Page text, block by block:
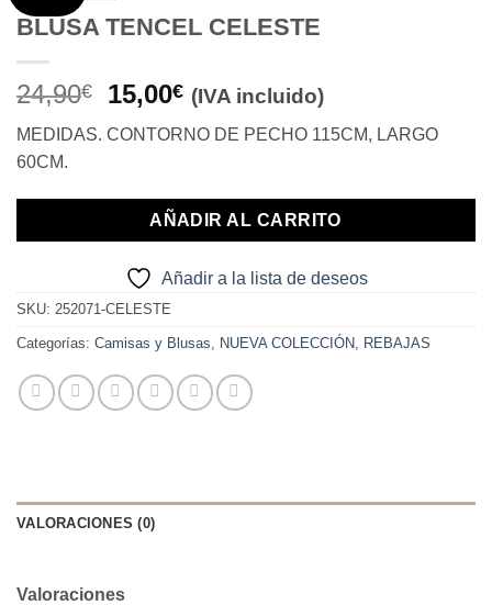
BLUSA TENCEL CELESTE
24,90€
El
original
24,90€.
15,00€El
actual
15,00€.
(IVA incluido)
MEDIDAS. CONTORNO DE PECHO 115CM, LARGO
60CM.
AÑADIR AL CARRITO
Añadir a la lista de deseos
SKU: 252071-CELESTE
Categorías: Camisas y Blusas NUEVA COLECCIÓN REBAJAS
VALORACIONES (0)
Valoraciones